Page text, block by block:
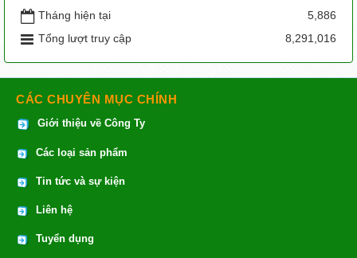
Tháng hiện tại
5,886
Tổng lượt truy cập
8,291,016
CÁC CHUYÊN MỤC CHÍNH
Giới thiệu về Công Ty
Các loại sản phẩm
Tin tức và sự kiện
Liên hệ
Tuyển dụng